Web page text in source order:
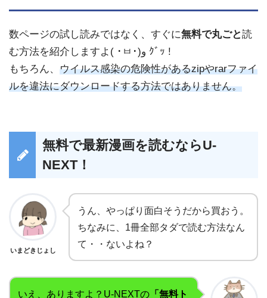
数ページの試し読みではなく、すぐに無料で丸ごと読
む方法を紹介しますよ( ･ㅂ･)و ｸﾞｯ !
もちろん、 ウイルス感染の危険性があるzipやrarファイ
ルを違法にダウンロードする方法ではありません。
無料で最新漫画を読むならU-
NEXT！
いまどきじょし
うん、やっぱり面白そうだから買おう。
ちなみに、1冊全部タダで読む方法なん
て・・ないよね？
いえ、ありますよ？U-NEXTの 「無料ト